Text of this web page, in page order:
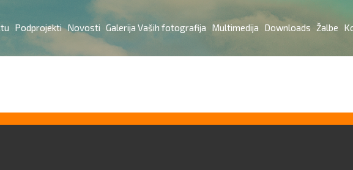
Podprojekti Novosti Galerija Vaših fotografija Multimedija Downloads Žalbe